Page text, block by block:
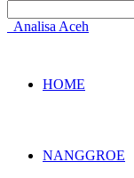
Analisa Aceh
HOME
NANGGROE